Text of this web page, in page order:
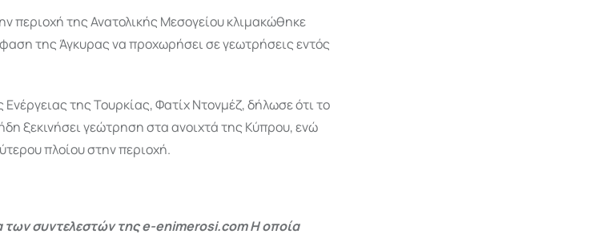
περιοχή της Ανατολικής Μεσογείου κλιμακώθηκε
της Άγκυρας να προχωρήσει σε γεωτρήσεις εντός
της Τουρκίας, Φατίχ Ντονμέζ, δήλωσε ότι το
ξεκινήσει γεώτρηση στα ανοιχτά της Κύπρου, ενώ
πλοίου στην περιοχή.
των συντελεστών της e-enimerosi.com Η οποία